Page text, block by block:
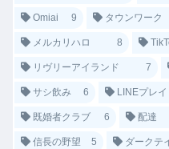
Omiai 9 タウンワーク
メルカリハロ 8
リヴリーアイランド 7
サシ飲み 6 LINEプレイ
既婚者クラブ 6 配達
信長の野望 5 ダークテ